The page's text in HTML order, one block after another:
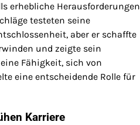
erhebliche Herausforderungen
testeten seine
aber er schaffte
und zeigte sein
Fähigkeit, sich von
eine entscheidende Rolle für
Karriere